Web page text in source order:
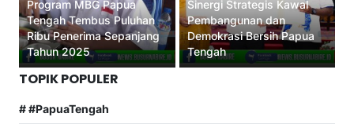
Program MBG Papua
Tengah Tembus Puluhan
Ribu Penerima Sepanjang
Tahun 2025
Sinergi Strategis Kawal
Pembangunan dan
Demokrasi Bersih Papua
Tengah
TOPIK POPULER
# #PapuaTengah